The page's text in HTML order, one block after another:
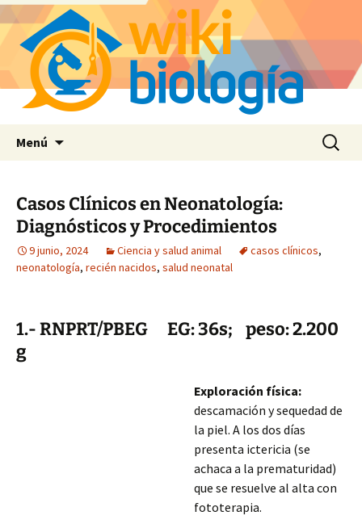
Menú Buscar:
Casos Clínicos en Neonatología:
Diagnósticos y Procedimientos
9 junio, 2024 Ciencia y salud animal casos clínicos,
neonatología, recién nacidos, salud neonatal
1.- RNPRT/PBEG EG: 36s; peso: 2.200
g
Exploración física:
descamación y sequedad de
la piel. A los dos días
presenta ictericia (se
achaca a la prematuridad)
que se resuelve al alta con
fototerapia.